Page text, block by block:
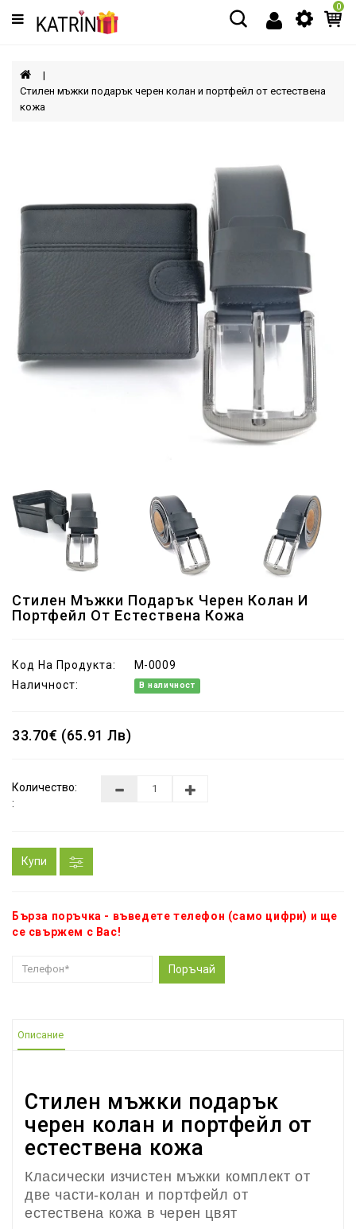
Категории
МЪЖЕ
ЖЕНИ
0
Стилен мъжки подарък черен колан и портфейл от естествена
кожа
Стилен Мъжки Подарък Черен Колан И
Портфейл От Естествена Кожа
Код На Продукта:
M-0009
Наличност:
В наличност
33.70€ (65.91 Лв)
Количество:
:
Купи
Бърза поръчка - въведете телефон (само цифри) и ще
се свържем с Вас!
Поръчай
Описание
Стилен мъжки подарък
черен колан и портфейл от
естествена кожа
Класически изчистен мъжки комплект от
две части-колан и портфейл от
естествена кожа в черен цвят